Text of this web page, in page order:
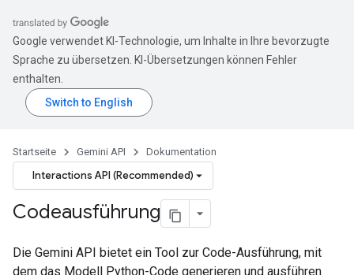
Google verwendet KI-Technologie, um Inhalte in Ihre bevorzugte
Sprache zu übersetzen. KI-Übersetzungen können Fehler
enthalten.
Startseite Gemini API Dokumentation
Interactions API (Recommended)
Codeausführung
Die Gemini API bietet ein Tool zur Code-Ausführung, mit
dem das Modell Python-Code generieren und ausführen